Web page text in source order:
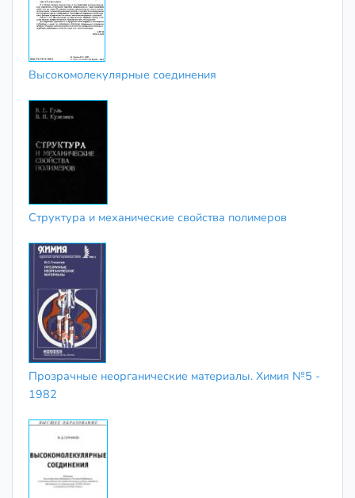
Высокомолекулярные соединения
Структура и механические свойства полимеров
Прозрачные неорганические материалы. Химия №5 -
1982